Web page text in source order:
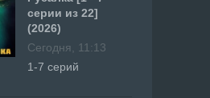
серии из 22]
(2026)
Сегодня, 11:13
1-7 серий